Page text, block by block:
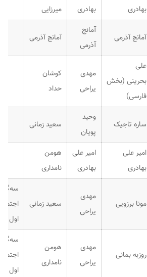
بهادری
بهادری
میرزایی
آمانج آذرمی
آمانج
آذرمی
آمانج آذرمی
علی
بحرینی (بخش
فارسی)
مهدی
یراحی
کوشان
حداد
ساره تاجیک
وحید
پویان
سعید زمانی
امیر علی
بهادری
امیر علی
بهادری
هومن
نامداری
مونا برزویی
مهدی
یراحی
سعید زمانی
اول
روزبه بمانی
مهدی
یراحی
هومن
نامداری
اول